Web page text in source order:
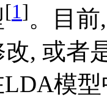
[1]。目
, 或者
模